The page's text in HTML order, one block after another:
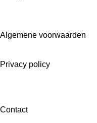
Algemene voorwaarden
Privacy policy
Contact